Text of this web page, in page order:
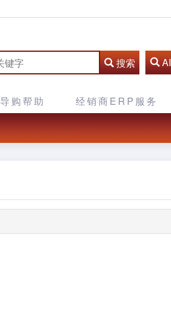
搜索
导购帮助 经销商ERP服务